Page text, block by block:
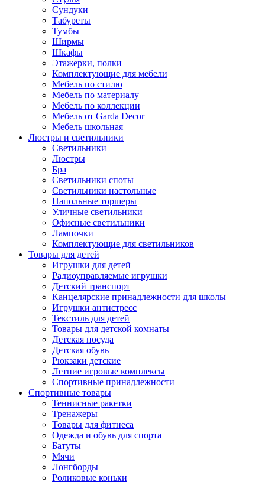
Сундуки
Табуреты
Тумбы
Ширмы
Шкафы
Этажерки, полки
Комплектующие для мебели
Мебель по стилю
Мебель по материалу
Мебель по коллекции
Мебель от Garda Decor
Мебель школьная
Люстры и светильники
Светильники
Люстры
Бра
Светильники споты
Светильники настольные
Напольные торшеры
Уличные светильники
Офисные светильники
Лампочки
Комплектующие для светильников
Товары для детей
Игрушки для детей
Радиоуправляемые игрушки
Детский транспорт
Канцелярские принадлежности для школы
Игрушки антистресс
Текстиль для детей
Товары для детской комнаты
Детская посуда
Детская обувь
Рюкзаки детские
Летние игровые комплексы
Спортивные принадлежности
Спортивные товары
Теннисные ракетки
Тренажеры
Товары для фитнеса
Одежда и обувь для спорта
Батуты
Мячи
Лонгборды
Роликовые коньки